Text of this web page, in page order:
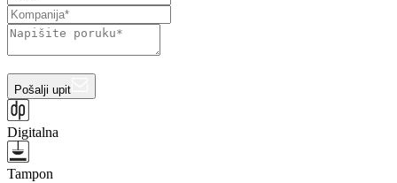
Pošalji upit
Digitalna
Tampon